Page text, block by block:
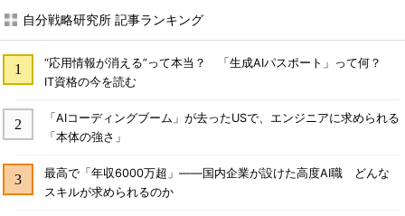
自分戦略研究所 記事ランキング
“応用情報が消える”って本当？ 「生成AIパスポート」って何？
IT資格の今を読む
「AIコーディングブーム」が去ったUSで、エンジニアに求められる
「本体の強さ」
最高で「年収6000万超」――国内企業が設けた高度AI職 どんな
スキルが求められるのか